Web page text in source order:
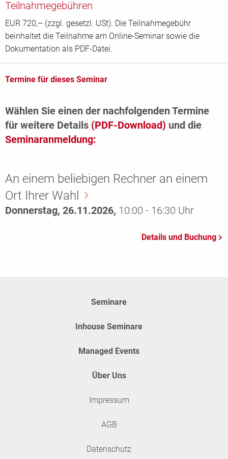
Teilnahmegebühren
EUR 720,– (zzgl. gesetzl. USt). Die Teilnahmegebühr
beinhaltet die Teilnahme am Online-Seminar sowie die
Dokumentation als PDF-Datei.
Termine für dieses Seminar
Wählen Sie einen der nachfolgenden Termine
für weitere Details (PDF-Download) und die
Seminaranmeldung:
An einem beliebigen Rechner an einem
Ort Ihrer Wahl
Donnerstag, 26.11.2026, 10:00 - 16:30 Uhr
Seminare
Inhouse Seminare
Managed Events
Über Uns
Impressum
AGB
Datenschutz